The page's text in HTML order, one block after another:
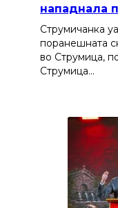
нападнала
Струмичанка
поранешната
во Струмица,
Струмица…